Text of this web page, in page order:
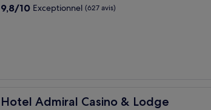
9.8
9,8/10 Exceptionnel (627 avis)
Hotel Admiral Casino & Lodge
Hotel Admiral Casino & Lodge